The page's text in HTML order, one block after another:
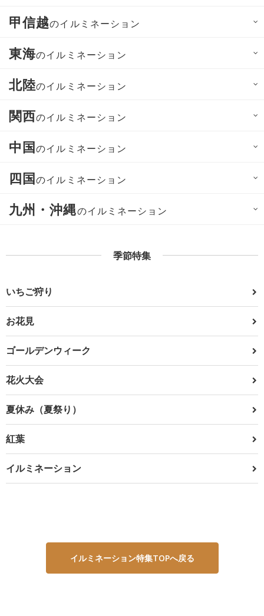
甲信越のイルミネーション
東海のイルミネーション
北陸のイルミネーション
関西のイルミネーション
中国のイルミネーション
四国のイルミネーション
九州・沖縄のイルミネーション
季節特集
いちご狩り
お花見
ゴールデンウィーク
花火大会
夏休み（夏祭り）
紅葉
イルミネーション
イルミネーション特集TOPへ戻る